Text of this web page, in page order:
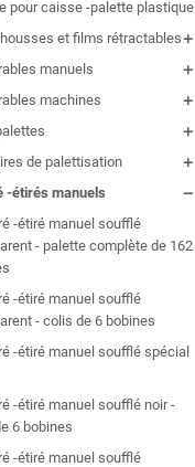
pour caisse -palette plastique
et films rétractables
manuels
machines
de palettisation
-étirés manuels
-étiré manuel soufflé
- palette complète de 162
-étiré manuel soufflé
- colis de 6 bobines
-étiré manuel soufflé spécial
-étiré manuel soufflé noir -
6 bobines
-étiré manuel soufflé